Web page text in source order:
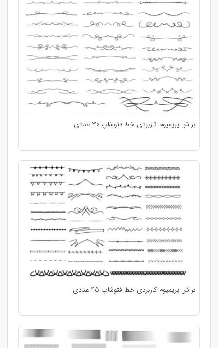
براش پریمیوم کاربردی خط فتوشاپ 30 عددی
براش پریمیوم کاربردی خط فتوشاپ 45 عددی